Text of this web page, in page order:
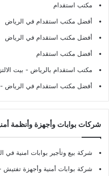
مكتب استقدام
أفضل مكتب استقدام في الرياض
أفضل مكتب استقدام في الرياض
أفضل مكتب استقدام
مكتب استقدام بالرياض - بيت
أفضل مكتب استقدام في الرياض
شركات بوابات وأجهزة وأنظمة
شركة بيع وتأجير بوابات امنية في
شركة بوابات أمنية وأجهزة تفتيش